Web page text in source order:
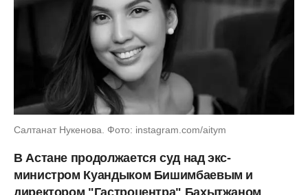
Салтанат Нукенова. Фото: instagram.com/aitym
В Астане продолжается суд над экс-
министром Куандыком Бишимбаевым и
директором "Гастроцентра" Бахытжаном